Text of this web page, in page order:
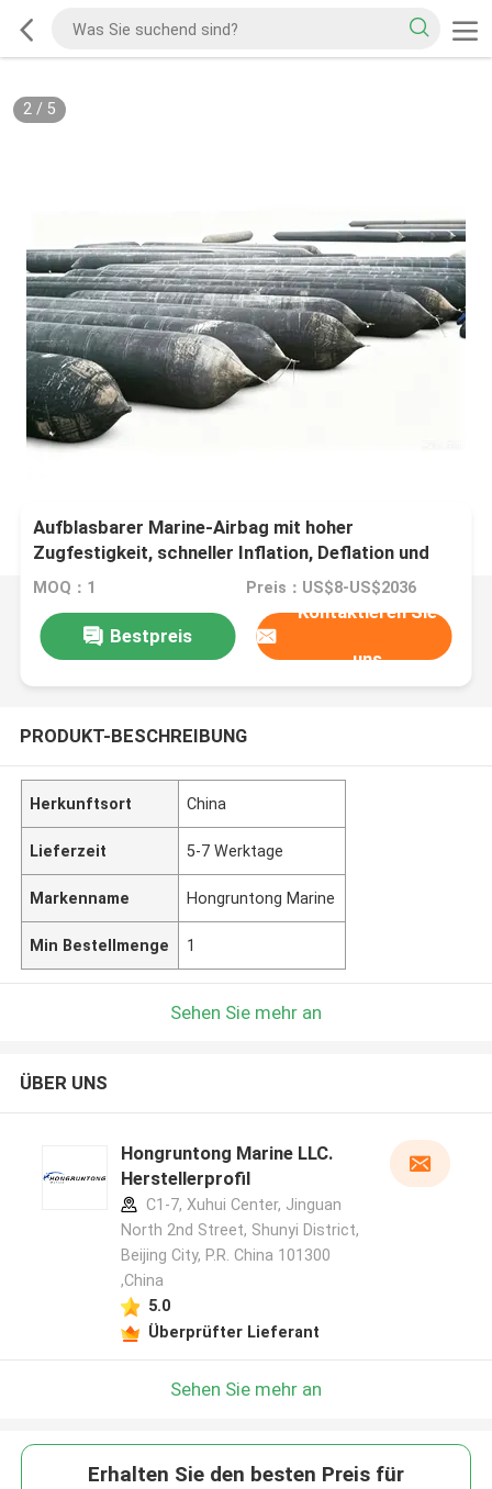
2/ 5
Aufblasbarer Marine-Airbag mit hoher
Zugfestigkeit, schneller Inflation, Deflation und
korrosionsbeständiger Oberfläche
MOQ：1 Preis：US$8-US$2036
Bestpreis
Kontaktieren Sie
uns
PRODUKT-BESCHREIBUNG
Herkunftsort China
Lieferzeit 5-7 Werktage
Markenname Hongruntong Marine
Min Bestellmenge 1
Sehen Sie mehr an
ÜBER UNS
Hongruntong Marine LLC.
Herstellerprofil
C1-7, Xuhui Center, Jinguan
North 2nd Street, Shunyi District,
Beijing City, P.R. China 101300
,China
5.0
Überprüfter Lieferant
Sehen Sie mehr an
Erhalten Sie den besten Preis für